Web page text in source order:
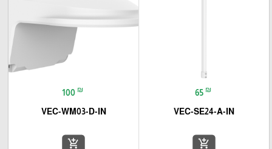
65 ₪
VEC-SE24-A-IN
add_shopping_cart
100 ₪
VEC-WM03-D-IN
add_shopping_cart